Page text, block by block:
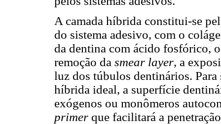
A camada híbrida constitui-se
do sistema adesivo, com o
da dentina com ácido fosfórico,
remoção da smear layer, a
luz dos túbulos dentinários. Para
híbrida ideal, a superfície
exógenos ou monômeros
primer que facilitará a